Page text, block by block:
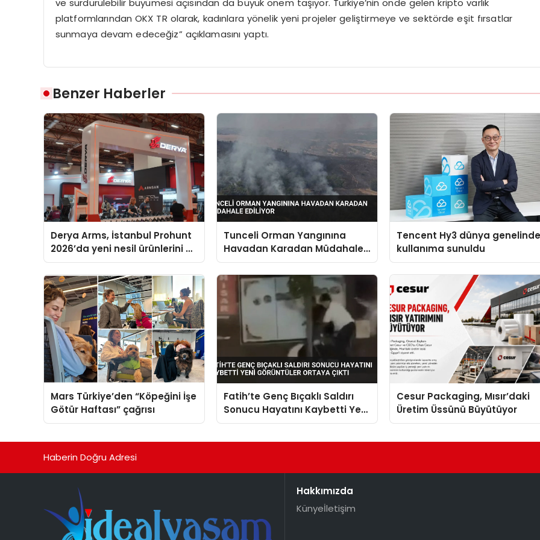
ve sürdürülebilir büyümesi açısından da büyük önem taşıyor. Türkiye’nin önde gelen kripto varlık
platformlarından OKX TR olarak, kadınlara yönelik yeni projeler geliştirmeye ve sektörde eşit fırsatlar
sunmaya devam edeceğiz” açıklamasını yaptı.
Benzer Haberler
Derya Arms, İstanbul Prohunt
2026’da yeni nesil ürünlerini ve
global marka vizyonunu
sergiledi
Tunceli Orman Yangınına
Havadan Karadan Müdahale
Ediliyor
Tencent Hy3 dünya
kullanıma sunuldu
Mars Türkiye’den “Köpeğini İşe
Götür Haftası” çağrısı
Fatih’te Genç Bıçaklı Saldırı
Sonucu Hayatını Kaybetti Yeni
Görüntüler Ortaya Çıktı
Cesur Packaging, Mısır’daki
Üretim Üssünü Büyütüyor
Haberin Doğru Adresi
Hakkımızda
Künyeİletişim